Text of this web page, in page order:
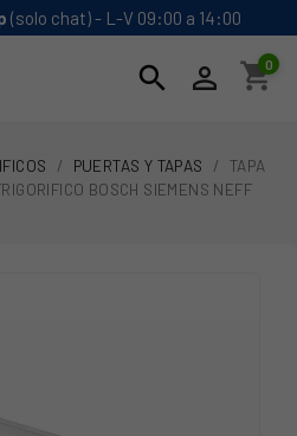
(solo chat) - L-V 09:00 a 14:00
search  shopping_cart
0
PUERTAS Y TAPAS
TAPA
BOSCH SIEMENS NEFF